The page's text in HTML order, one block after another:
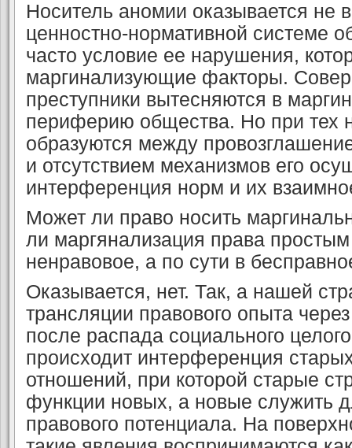
Носитель аномии оказывается не
ценност­но-нормативной системе
часто условие ее нарушения,
маргинализующие факторы.
преступники вытесняются в
периферию общества. Но при тех
об­разуются между
и отсутстви­ем механизмов его
интерференция норм и их
Может ли право носить
ли маргянализация права
ненравовое, а по сути в
Оказывается, нет. Так, а нашей
транс­ляции правового опыта
после распада соци­ального
происходит интерференция
отношений, при которой старые
функции новых, а новые служить
правового потенциала. На